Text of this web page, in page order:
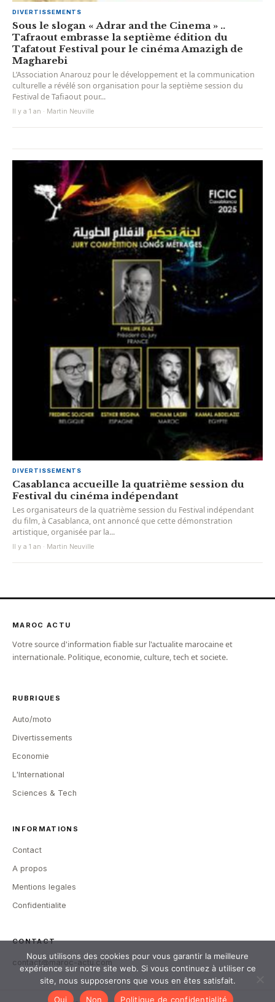
DIVERTISSEMENTS
Sous le slogan « Adrar and the Cinema » ..
Tafraout embrasse la septième édition du
Tafatout Festival pour le cinéma Amazigh de
Magharebi
L’Association Anarouz pour le développement et la communication
culturelle a révélé son organisation pour la septième session du
Festival de Tafiaout pour...
Il y a 1 an · Martin Neuville
DIVERTISSEMENTS
Casablanca accueille la quatrième session du
Festival du cinéma indépendant
Les organisateurs de la quatrième session du Festival indépendant
du film, à Casablanca, ont annoncé que cette démonstration
artistique, organisée par la...
Il y a 1 an · Martin Neuville
MAROC ACTU
Votre source d'information fiable sur l'actualite marocaine et
internationale. Politique, economie, culture, tech et societe.
RUBRIQUES
Auto/moto
Divertissements
Economie
L'International
Sciences & Tech
INFORMATIONS
Contact
A propos
Mentions legales
Confidentialite
CONTACT
contact@maroc-actu.com
Nous utilisons des cookies pour vous garantir la meilleure
expérience sur notre site web. Si vous continuez à utiliser ce
site, nous supposerons que vous en êtes satisfait.
Oui
Non Politique de confidentialité